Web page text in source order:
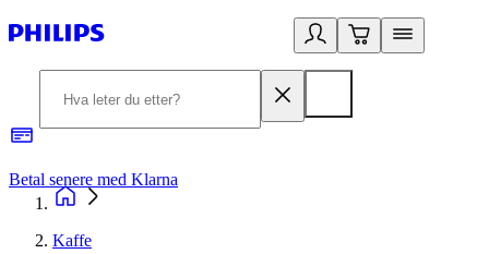
Betal senere med Klarna
Kaffe